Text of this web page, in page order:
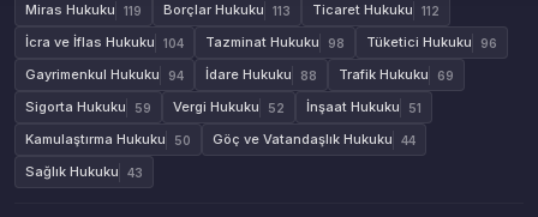
Miras Hukuku 119 Borçlar Hukuku 113 Ticaret Hukuku 112
İcra ve İflas Hukuku 104 Tazminat Hukuku 98 Tüketici Hukuku 96
Gayrimenkul Hukuku 94 İdare Hukuku 88 Trafik Hukuku 69
Sigorta Hukuku 59 Vergi Hukuku 52 İnşaat Hukuku 51
Kamulaştırma Hukuku 50 Göç ve Vatandaşlık Hukuku 44
Sağlık Hukuku 43